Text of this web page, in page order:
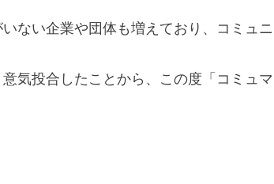
ない企業や団体も増えており、コミュニ
気投合したことから、この度「コミュマ